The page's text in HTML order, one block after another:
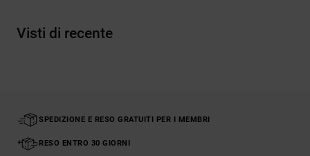
Visti di recente
SPEDIZIONE E RESO GRATUITI PER I MEMBRI
RESO ENTRO 30 GIORNI